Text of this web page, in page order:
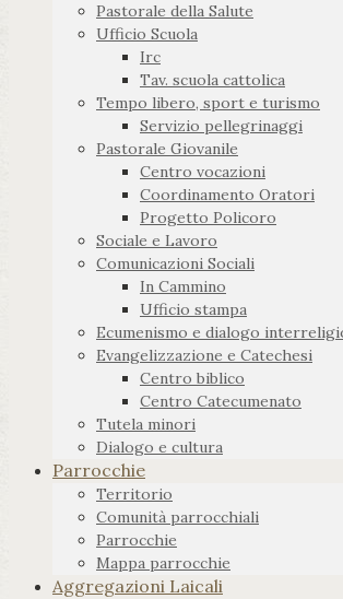
Pastorale della Salute
Ufficio Scuola
Irc
Tav. scuola cattolica
Tempo libero, sport e turismo
Servizio pellegrinaggi
Pastorale Giovanile
Centro vocazioni
Coordinamento Oratori
Progetto Policoro
Sociale e Lavoro
Comunicazioni Sociali
In Cammino
Ufficio stampa
Ecumenismo e dialogo
Evangelizzazione e Catechesi
Centro biblico
Centro Catecumenato
Tutela minori
Dialogo e cultura
Parrocchie
Territorio
Comunità parrocchiali
Parrocchie
Mappa parrocchie
Aggregazioni Laicali